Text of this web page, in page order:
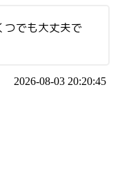
つでも大丈夫で
2026-08-03 20:20:45